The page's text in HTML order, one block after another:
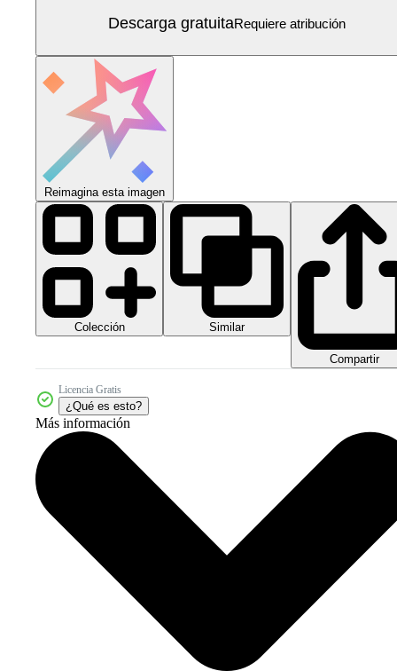
Descarga gratuitaRequiere atribución
Reimagina esta imagen
Colección Similar
Compartir
Licencia Gratis
¿Qué es esto?
Más información